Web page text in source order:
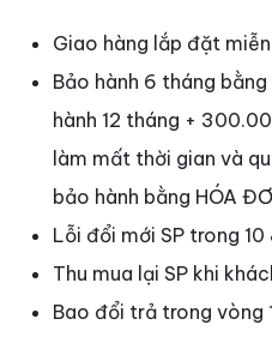
Giao hàng lắp đặt miễn
Bảo hành 6 tháng
hành 12 tháng +
làm mất thời gian và
bảo hành bằng HÓA
Lỗi đổi mới SP trong
Thu mua lại SP khi
Bao đổi trả trong vòng